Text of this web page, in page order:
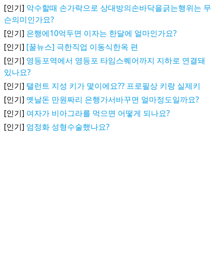
[인기] 악수할때 손가락으로 상대방의손바닥을긁는행위는 무
슨의미인가요?
[인기] 은행에10억두면 이자는 한달에 얼마인가요?
[인기] [꿀뉴스] 극한직업 이동식한옥 편
[인기] 영등포역에서 영등포 타임스퀘어까지 지하로 연결돼
있나요?
[인기] 탤런트 지성 키가 몇이에요?? 프로필상 키랑 실제키
[인기] 옛날돈 만원짜리 은행가서바꾸면 얼마정도일까요?
[인기] 여자가 비아그라를 먹으면 어떻게 되나요?
[인기] 엄정화 성형수술했나요?